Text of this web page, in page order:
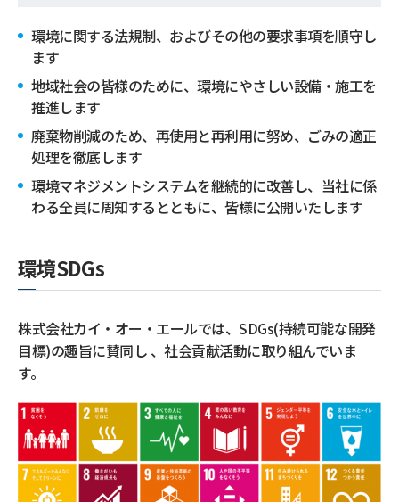
環境に関する法規制、およびその他の要求事項を順守し
ます
地域社会の皆様のために、環境にやさしい設備・施工を
推進します
廃棄物削減のため、再使用と再利用に努め、ごみの適正
処理を徹底します
環境マネジメントシステムを継続的に改善し、当社に係
わる全員に周知するとともに、皆様に公開いたします
環境SDGs
株式会社カイ・オー・エールでは、SDGs(持続可能な開発
目標)の趣旨に賛同し 、社会貢献活動に取り組んでいま
す。